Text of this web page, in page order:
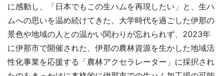
に感動し、「日本でもこの生ハムを再現したい」と、生ハ
ムへの思いを温め続けてきた。大学時代を過ごした伊那の
景色や地域の人との温かい関わりが忘れられず、2023年
に伊那市で開催された、伊那の農林資源を生かした地域活
性化事業を応援する「農林アクセラレーター」に採択され